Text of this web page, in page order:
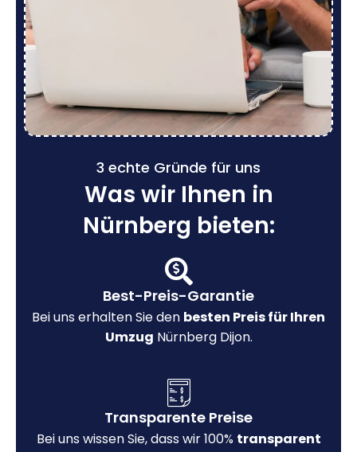
3 echte Gründe für uns
Was wir Ihnen in
Nürnberg bieten:
Best-Preis-Garantie
Bei uns erhalten Sie den besten Preis für Ihren
Umzug Nürnberg Dijon.
Transparente Preise
Bei uns wissen Sie, dass wir 100% transparent